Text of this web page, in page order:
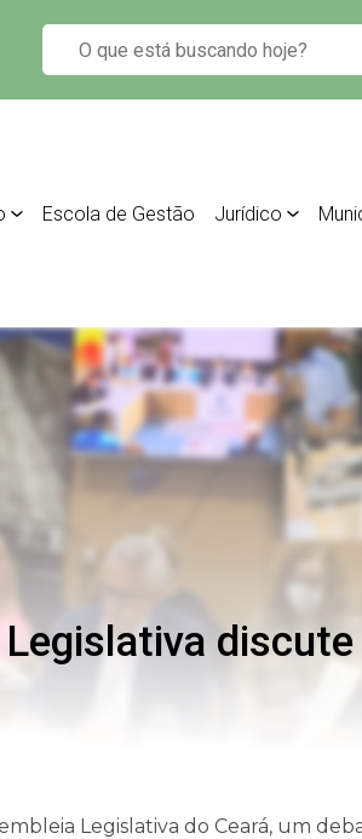
Escola de Gestão Jurídico
Legislativa do Ceará, um